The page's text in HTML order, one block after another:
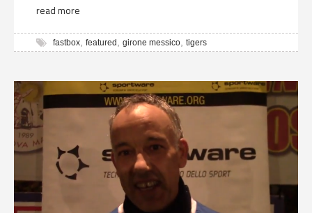
read more
fastbox featured girone messico tigers